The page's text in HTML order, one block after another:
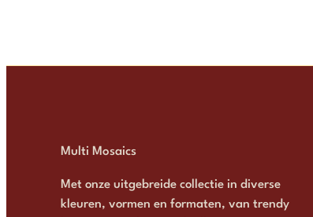
Multi Mosaics
Met onze uitgebreide collectie in diverse
kleuren, vormen en formaten, van trendy